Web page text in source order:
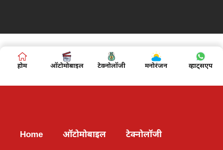
होम ऑटोमोबाइल टेक्नोलॉजी मनोरंजन व्हाट्सएप
Home ऑटोमोबाइल टेक्नोलॉजी